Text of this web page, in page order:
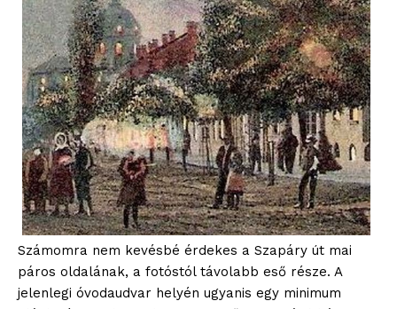
Számomra nem kevésbé érdekes a Szapáry út mai
páros oldalának, a fotóstól távolabb eső része. A
jelenlegi óvodaudvar helyén ugyanis egy minimum